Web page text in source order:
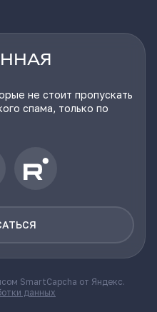
не стоит пропускать
спама, только по
SmartCapcha от Яндекс.
данных